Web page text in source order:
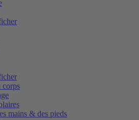
corps
mains & des pieds